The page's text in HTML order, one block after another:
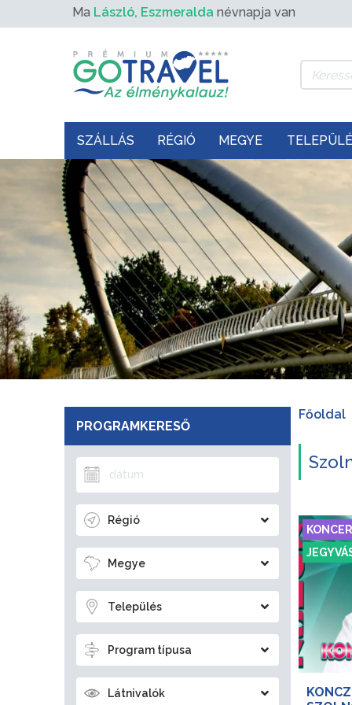
Ma László, Eszmeralda névnapja van
SZÁLLÁS RÉGIÓ MEGYE
PROGRAMKERESŐ
Régió
Megye
Település
Program típusa
Látnivalók
Főoldal